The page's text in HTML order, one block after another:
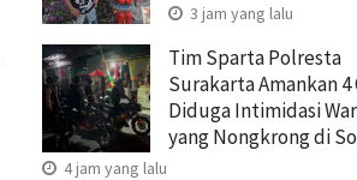
3 jam yang lalu
Tim Sparta Polresta
Surakarta Amankan 4
Diduga Intimidasi
yang Nongkrong di
4 jam yang lalu